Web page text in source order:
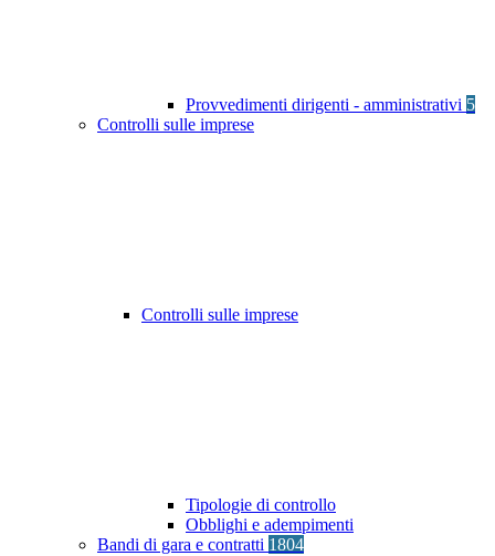
Provvedimenti dirigenti - amministrativi 5
Controlli sulle imprese
Controlli sulle imprese
Tipologie di controllo
Obblighi e adempimenti
Bandi di gara e contratti 1804